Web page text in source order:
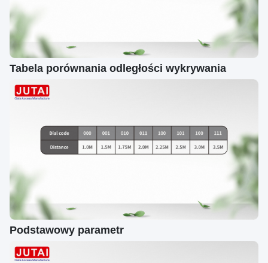
Tabela porównania odległości wykrywania
Podstawowy parametr